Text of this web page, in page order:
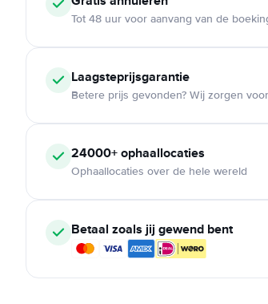
Tot 48 uur voor aanvang van de
Laagsteprijsgarantie
Betere prijs gevonden? Wij zorgen
24000+ ophaallocaties
Ophaallocaties over de hele wereld
Betaal zoals jij gewend bent